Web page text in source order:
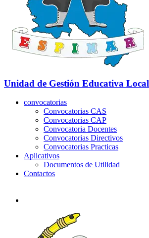
Unidad de Gestión Educativa Local
convocatorias
Convocatorias CAS
Convocatorias CAP
Convocatoria Docentes
Convocatorias Directivos
Convocatorias Practicas
Aplicativos
Documentos de Utilidad
Contactos